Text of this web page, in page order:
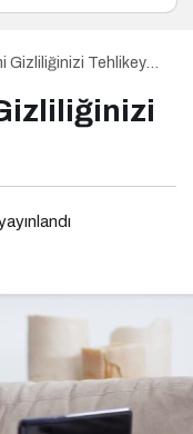
Gizliliğinizi Tehlikeye